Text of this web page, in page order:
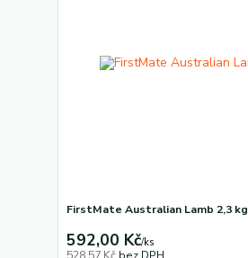
FirstMate Australian Lamb 2,3 kg
592,00 Kč/ks
528,57 Kč bez DPH